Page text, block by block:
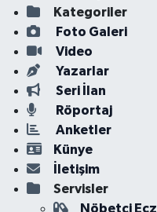
Kategoriler
Foto Galeri
Video
Yazarlar
Seri İlan
Röportaj
Anketler
Künye
İletişim
Servisler
Nöbetçi